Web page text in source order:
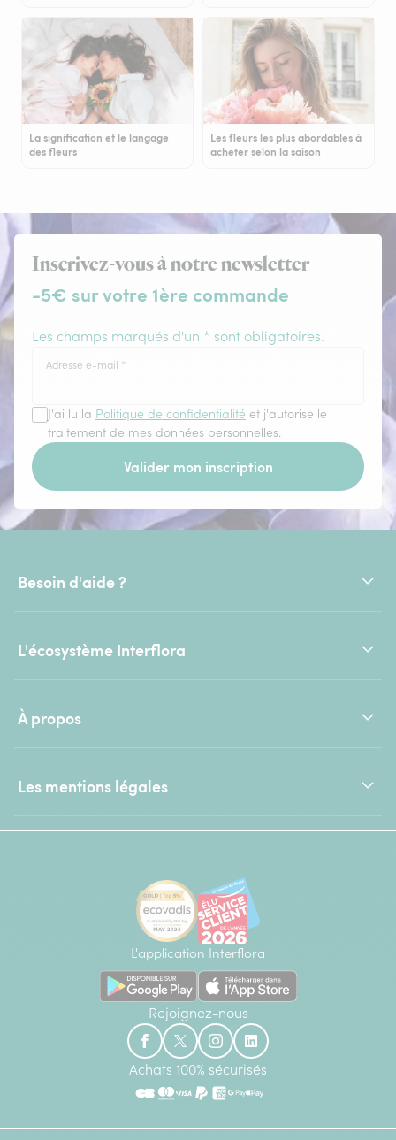
La signification et le langage
des fleurs
Les fleurs les plus abordables à
acheter selon la saison
Inscrivez-vous à notre newsletter
-5€ sur votre 1ère commande
Les champs marqués d'un * sont obligatoires.
Adresse e-mail *
J'ai lu la Politique de confidentialité et j'autorise le
traitement de mes données personnelles.
Valider mon inscription
Besoin d'aide ?
L'écosystème Interflora
À propos
Les mentions légales
L'application Interflora
Rejoignez-nous
Achats 100% sécurisés